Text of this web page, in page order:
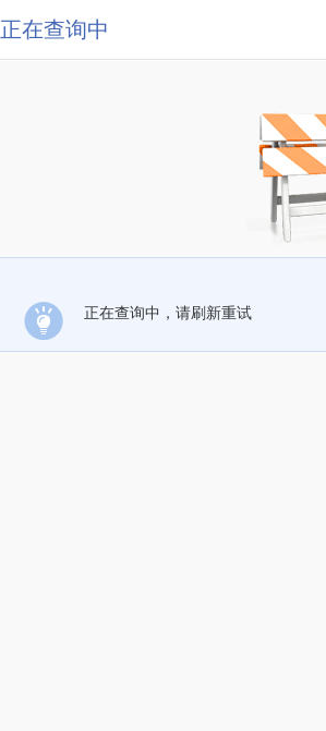
正在查询中
正在查询中，请刷新重试